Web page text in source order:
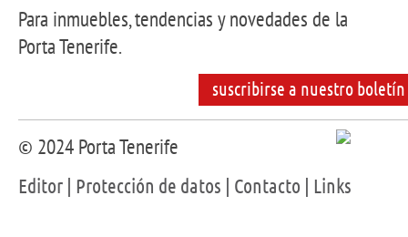
Para inmuebles, tendencias y novedades de la
Porta Tenerife.
suscribirse a nuestro boletín
© 2024 Porta Tenerife
Editor | Protección de datos | Contacto | Links